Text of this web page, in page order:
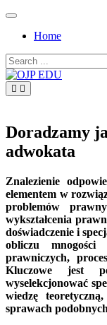
Skip
contentHome
Search
for:
Doradzamy
adwokata
Znalezienie
elementem w
problemów
wykształcenia
doświadczenie i
obliczu
prawniczych,
Kluczowe jest
wyselekcjonować
wiedzę
sprawach